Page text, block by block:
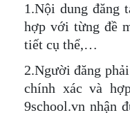
1.Nội dung đăng
hợp với từng đề
tiết cụ thể,…
2.Người đăng
chính xác và
9school.vn nhận